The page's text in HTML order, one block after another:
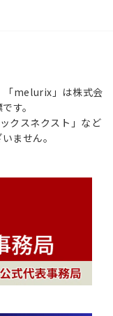
「melurix」は株式会
す。
クスネクスト」など
ません。